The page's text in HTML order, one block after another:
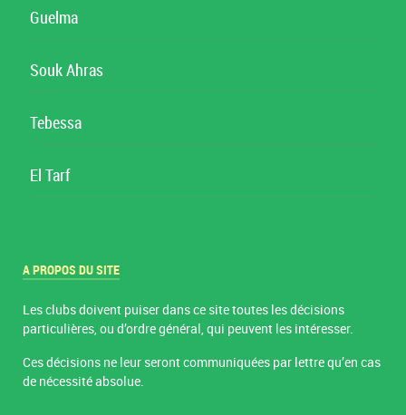
Guelma
Souk Ahras
Tebessa
El Tarf
A PROPOS DU SITE
Les clubs doivent puiser dans ce site toutes les décisions
particulières, ou d’ordre général, qui peuvent les intéresser.
Ces décisions ne leur seront communiquées par lettre qu’en cas
de nécessité absolue.